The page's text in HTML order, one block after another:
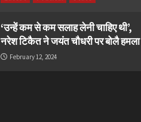
‘उन्हें कम से कम सलाह लेनी चाहिए थी’,
नरेश टिकैत ने जयंत चौधरी पर बोलै हमला
February 12, 2024